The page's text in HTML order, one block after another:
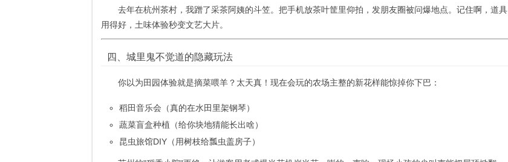
去年在杭州茶村，我蹭了采茶阿姨的斗笠。把手机放茶叶筐里仰拍，发朋友圈被问爆地点。记住啊，道具
用得好，土味体验秒变文艺大片。
四、城里鬼不觉道的隐藏玩法
你以为田园体验就是摘菜喂羊？太天真！现在会玩的农场主整的新花样能惊掉你下巴：
稻田音乐会（真的在水田里架钢琴）
蔬菜盲盒种植（给你块地猜能长出啥）
昆虫旅馆DIY（用树枝给瓢虫盖房子）